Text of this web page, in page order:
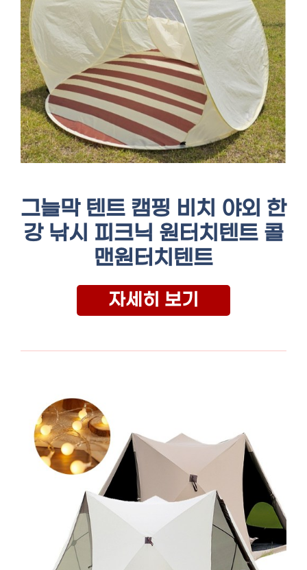
그늘막 텐트 캠핑 비치 야외 한
강 낚시 피크닉 원터치텐트 콜
맨원터치텐트
자세히 보기